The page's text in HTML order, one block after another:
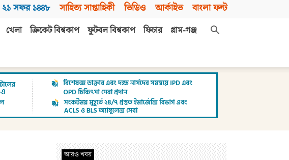
২১ সফর ১৪৪৮ সাহিত্য সাপ্তাহিকী ভিডিও আর্কাইভ বাংলা ফন্ট
খেলা ক্রিকেট বিশ্বকাপ ফুটবল বিশ্বকাপ ফিচার
গ্রাম-গঞ্জ
আরও খবর